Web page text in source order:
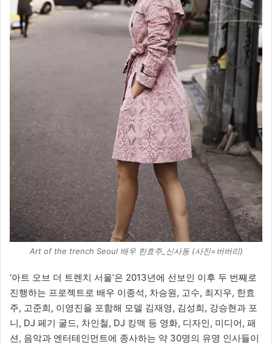
Art of the trench Seoul 배우 한효주_신사동 (사진=버버리)
‘아트 오브 더 트렌치 서울’은 2013년에 선보인 이후 두 번째로
진행하는 프로젝트로 배우 이종석, 차승원, 고수, 최지우, 한효
주, 고준희, 이영진을 포함해 모델 김재영, 김성희, 강승현과 포
니, DJ 페기 굴드, 차인철, DJ 킹맥 등 영화, 디자인, 미디어, 패
션, 음악과 엔터테인먼트에 종사하는 약 30명의 유명 인사들이